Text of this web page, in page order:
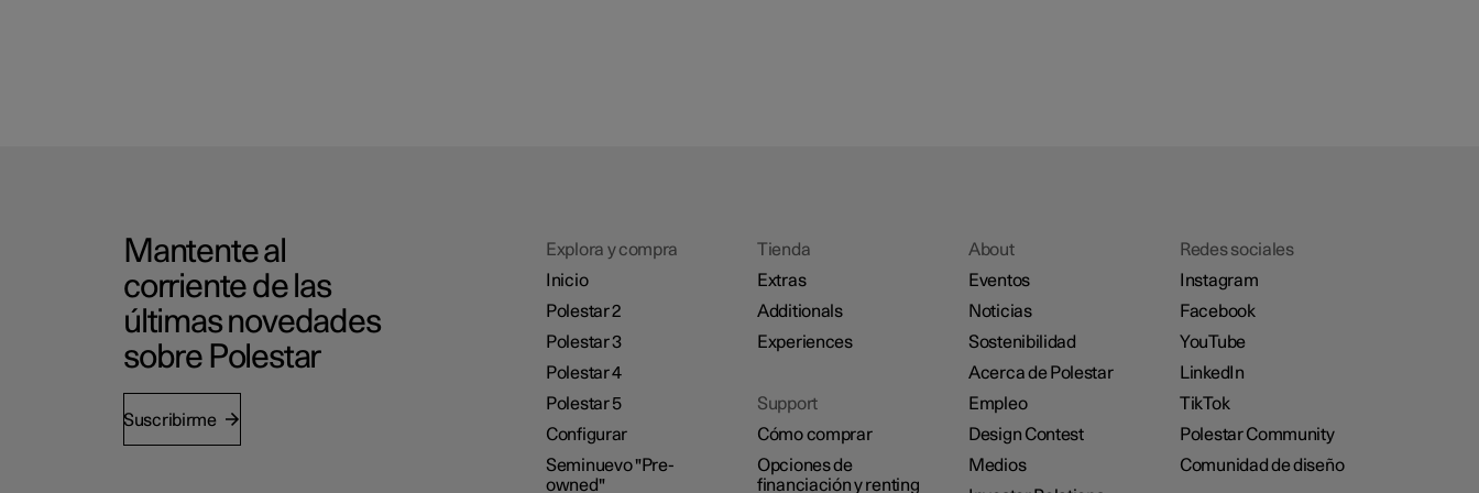
Mantente al
corriente de las
últimas novedades
sobre Polestar
Suscribirme
Explora y compra
Inicio
Polestar 2
Polestar 3
Polestar 4
Polestar 5
Configurar
Seminuevo "Pre-
owned"
Tienda
Extras
Additionals
Experiences
Support
Cómo comprar
Opciones de
financiación y renting
About
Eventos
Noticias
Sostenibilidad
Acerca de Polestar
Empleo
Design Contest
Medios
Redes sociales
Instagram
Facebook
YouTube
LinkedIn
TikTok
Polestar Community
Comunidad de diseño